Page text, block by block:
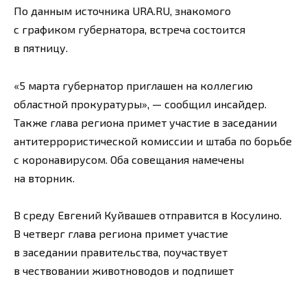
По данным источника URA.RU, знакомого
с графиком губернатора, встреча состоится
в пятницу.
«5 марта губернатор приглашен на коллегию
областной прокуратуры», — сообщил инсайдер.
Также глава региона примет участие в заседании
антитеррористической комиссии и штаба по борьбе
с коронавирусом. Оба совещания намечены
на вторник.
В среду Евгений Куйвашев отправится в Косулино.
В четверг глава региона примет участие
в заседании правительства, поучаствует
в чествовании животноводов и подпишет